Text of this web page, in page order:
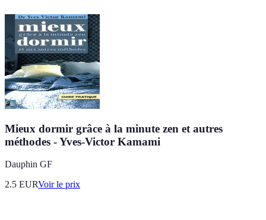
Mieux dormir grâce à la minute zen et autres
méthodes - Yves-Victor Kamami
Dauphin GF
2.5 EURVoir le prix